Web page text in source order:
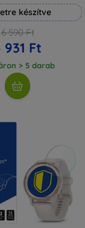
készítve
6 590 Ft
931 Ft
> 5 darab